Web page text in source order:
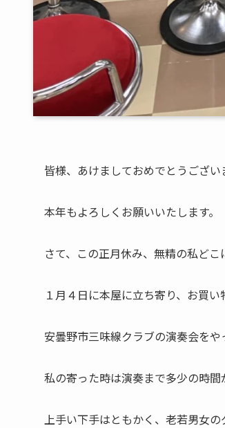
皆様、あけましておめでとうござい
本年もよろしくお願いいたします。
さて、この正月休み、無精の私ど
１月４日に本屋に立ち寄り、お買
安曇野市三味線クラブの演奏会をや
私の寄った時は演奏まで多少の時間
上手い下手はともかく、老若男女